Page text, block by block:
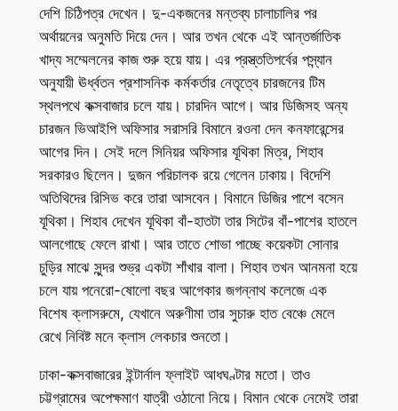
দেশি চিঠিপত্র দেখেন। দু-একজনের মন্তব্য চালাচালির পর
অর্থায়নের অনুমতি দিয়ে দেন। আর তখন থেকে এই আন্তর্জাতিক
খাদ্য সম্মেলনের কাজ শুরু হয়ে যায়। এর প্রস্ত্ততিপর্বের পস্ন্যান
অনুযায়ী ঊর্ধ্বতন প্রশাসনিক কর্মকর্তার নেতৃত্বে চারজনের টিম
স্থলপথে কক্সবাজার চলে যায়। চারদিন আগে। আর ডিজিসহ অন্য
চারজন ভিআইপি অফিসার সরাসরি বিমানে রওনা দেন কনফারেন্সের
আগের দিন। সেই দলে সিনিয়র অফিসার যূথিকা মিত্র, শিহাব
সরকারও ছিলেন। দুজন পরিচালক রয়ে গেলেন ঢাকায়। বিদেশি
অতিথিদের রিসিভ করে তারা আসবেন। বিমানে ডিজির পাশে বসেন
যূথিকা। শিহাব দেখেন যূথিকা বাঁ-হাতটা তার সিটের বাঁ-পাশের হাতলে
আলগোছে ফেলে রাখা। আর তাতে শোভা পাচ্ছে কয়েকটা সোনার
চুড়ির মাঝে সুন্দর শুভ্র একটা শাঁখার বালা। শিহাব তখন আনমনা হয়ে
চলে যায় পনেরো-ষোলো বছর আগেকার জগন্নাথ কলেজে এক
বিশেষ ক্লাসরুমে, যেখানে অরুণীমা তার সুচারু হাত বেঞ্চে মেলে
রেখে নিবিষ্ট মনে ক্লাস লেকচার শুনতো।
ঢাকা-কক্সবাজারের ইন্টার্নাল ফ্লাইট আধঘণ্টার মতো। তাও
চট্টগ্রামের অপেক্ষমাণ যাত্রী ওঠানো নিয়ে। বিমান থেকে নেমেই তারা